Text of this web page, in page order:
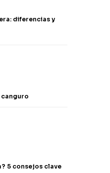
diferencias y
5 consejos clave